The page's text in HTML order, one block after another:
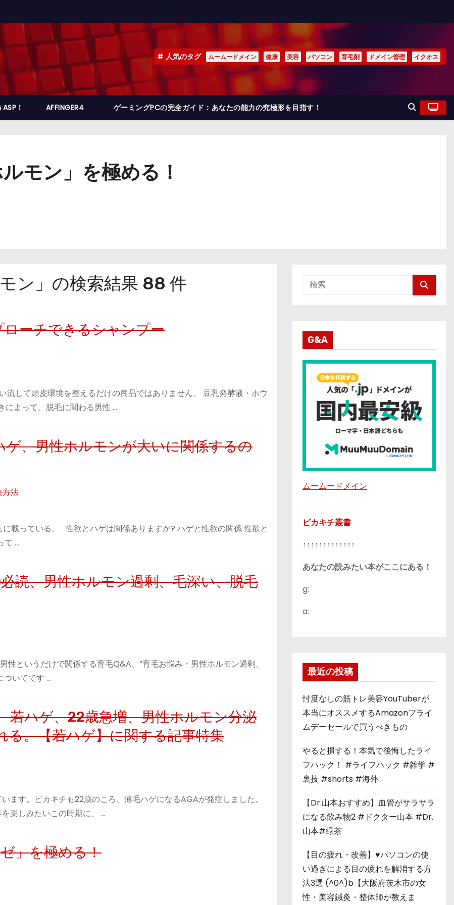
人気のタグ ムームードメイン 健康 美容 パソコン 育毛剤 ドメイン管理 イクオス
！ AFFINGER4 ゲーミングPCの完全ガイド：あなたの能力の究極形を目指す！
モン」を極める！
ン」の検索結果 88 件
ーチできるシャンプー
して頭皮環境を整えるだけの商品ではありません。 豆乳発酵液・ホウ
によって、脱毛に関わる男性 …
、男性ホルモンが大いに関係するの
方法
載っている。 性欲とハゲは関係ありますか? ハゲと性欲の関係 性欲と
て …
読、男性ホルモン過剰、毛深い、脱毛
というだけで関係する育毛Q&A、”育毛お悩み・男性ホルモン過剰、
ついてです …
若ハゲ、22歳急増、男性ホルモン分泌
。【若ハゲ】に関する記事特集
ます。ピカキチも22歳のころ、薄毛ハゲになるAGAが発症しました。
楽しみたいこの時期に、 …
」を極める！
G&A
ムームードメイン
ピカキチ叢書
↑↑↑↑↑↑↑↑↑↑↑↑↑
あなたの読みたい本がここにある！
g:
a:
最近の投稿
忖度なしの筋トレ美容YouTuberが
本当にオススメするAmazonプライ
ムデーセールで買うべきもの
やると損する！本気で後悔したライ
フハック！ #ライフハック #雑学 #
裏技 #shorts #海外
【Dr.山本おすすめ】血管がサラサラ
になる飲み物2 #ドクター山本 #Dr.
山本#緑茶
【目の疲れ・改善】♥パソコンの使
い過ぎによる目の疲れを解消する方
法3選 (^0^)b【大阪府茨木市の女
性・美容鍼灸・整体師が教えま